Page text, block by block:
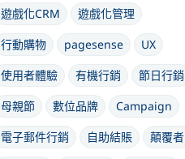
遊戲化CRM
遊戲化管理
行動購物
pagesense
UX
使用者體驗
有機行銷
節日行銷
母親節
數位品牌
Campaign
電子郵件行銷
自助結賬
顛覆者